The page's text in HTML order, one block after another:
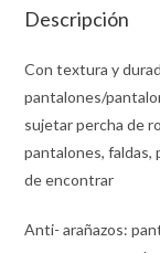
Descripción
Con textura y
pantalones/
sujetar percha de
pantalones, faldas,
de encontrar
Anti- arañazos: